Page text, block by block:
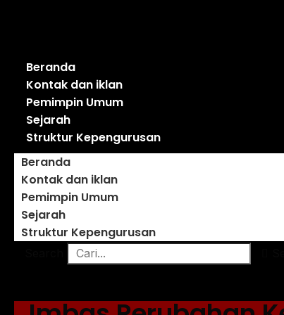
Beranda
Kontak dan iklan
Pemimpin Umum
Sejarah
Struktur Kepengurusan
Beranda
Kontak dan iklan
Pemimpin Umum
Sejarah
Struktur Kepengurusan